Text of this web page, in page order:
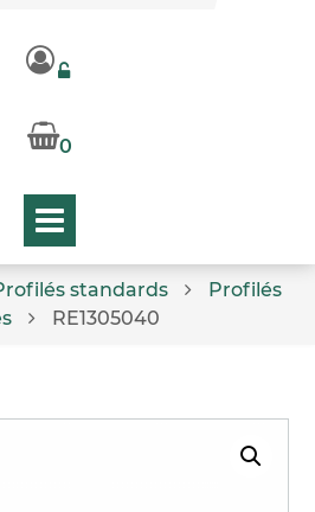
0
standards
Profilés
RE1305040